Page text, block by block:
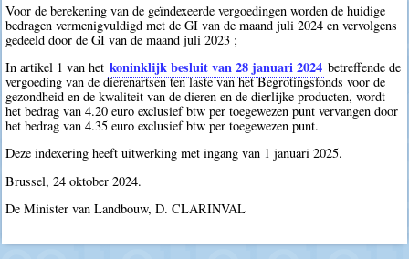
Voor de berekening van de geïndexeerde vergoedingen worden de huidige
bedragen vermenigvuldigd met de GI van de maand juli 2024 en vervolgens
gedeeld door de GI van de maand juli 2023 ;
In artikel 1 van het koninklijk besluit van 28 januari 2024 betreffende de
vergoeding van de dierenartsen ten laste van het Begrotingsfonds voor de
gezondheid en de kwaliteit van de dieren en de dierlijke producten, wordt
het bedrag van 4.20 euro exclusief btw per toegewezen punt vervangen door
het bedrag van 4.35 euro exclusief btw per toegewezen punt.
Deze indexering heeft uitwerking met ingang van 1 januari 2025.
Brussel, 24 oktober 2024.
De Minister van Landbouw, D. CLARINVAL